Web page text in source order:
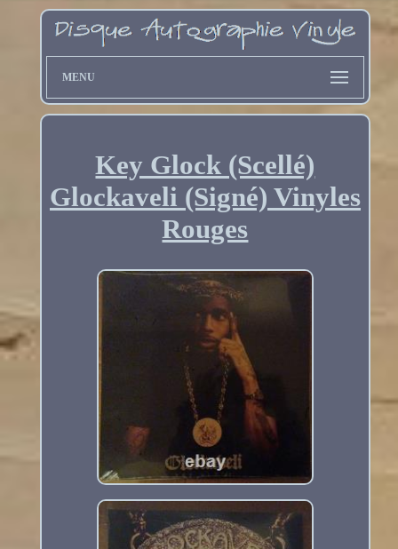
MENU
Key Glock (Scellé)
Glockaveli (Signé) Vinyles
Rouges